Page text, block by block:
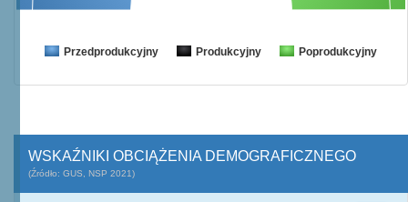
Przedprodukcyjny Produkcyjny Poprodukcyjny
WSKAŹNIKI OBCIĄŻENIA DEMOGRAFICZNEGO
(Źródło: GUS, NSP 2021)